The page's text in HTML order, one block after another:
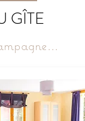
GÎTE